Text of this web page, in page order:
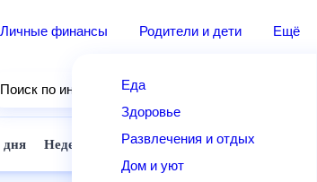
Личные финансы Родители и дети Ещё
Еда
Здоровье
Развлечения и отдых
Дом и уют
Поиск по интернету
3 дня Неделя 10 дней 14 дней